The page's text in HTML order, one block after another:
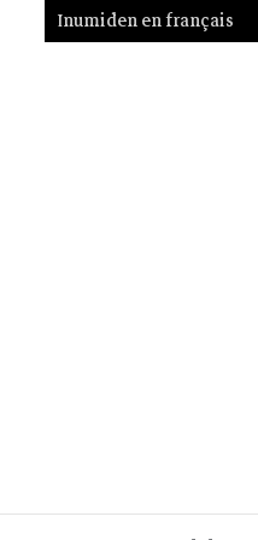
Inumiden en français